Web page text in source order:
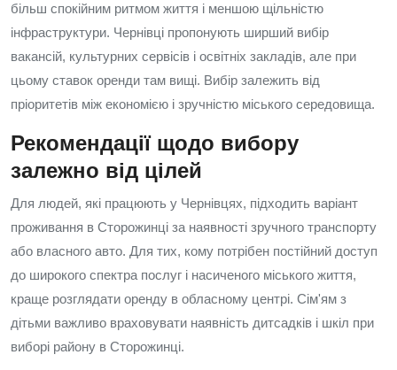
більш спокійним ритмом життя і меншою щільністю
інфраструктури. Чернівці пропонують ширший вибір
вакансій, культурних сервісів і освітніх закладів, але при
цьому ставок оренди там вищі. Вибір залежить від
пріоритетів між економією і зручністю міського середовища.
Рекомендації щодо вибору
залежно від цілей
Для людей, які працюють у Чернівцях, підходить варіант
проживання в Сторожинці за наявності зручного транспорту
або власного авто. Для тих, кому потрібен постійний доступ
до широкого спектра послуг і насиченого міського життя,
краще розглядати оренду в обласному центрі. Сім'ям з
дітьми важливо враховувати наявність дитсадків і шкіл при
виборі району в Сторожинці.